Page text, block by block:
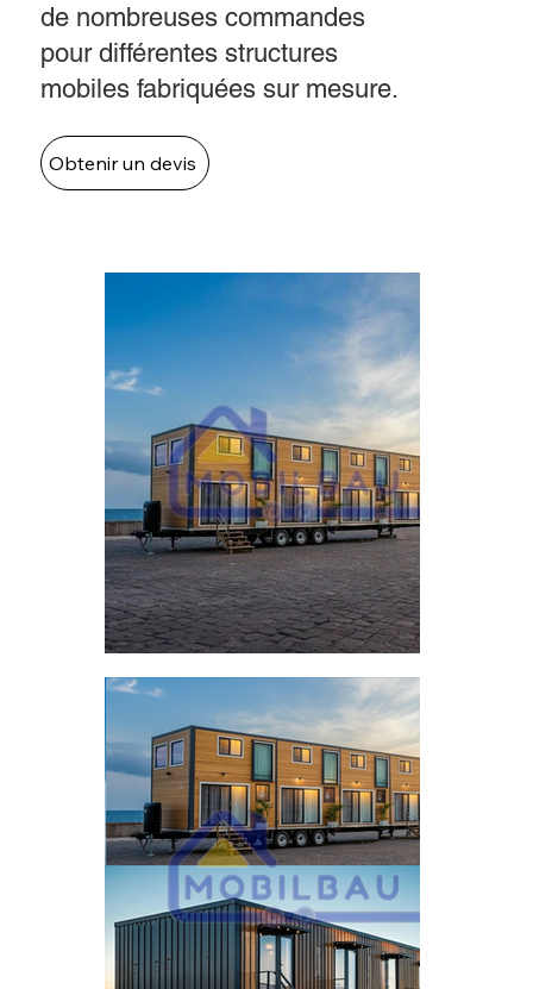
de nombreuses commandes
pour différentes structures
mobiles fabriquées sur mesure.
Obtenir un devis